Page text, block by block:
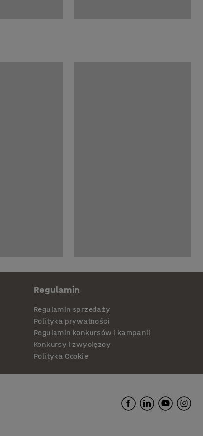
Regulamin
Regulamin sprzedaży
Polityka prywatności
Regulamin konkursów i kampanii
Konkursy i zwycięzcy
Polityka Cookie